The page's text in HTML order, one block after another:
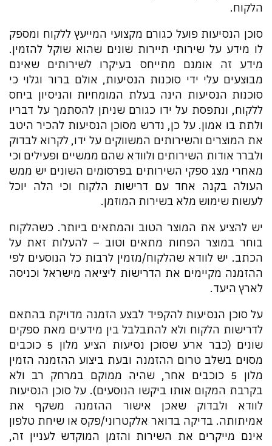
הלקוח.
סוכן הנסיעות פועל כגורם מקצועי המייעץ ללקוח ומספק
לו מידע על שירותי תיירות שונים שהוא שוקל להזמין.
מידע זה אומנם מתייחס בעיקרו לשירותים שאינם
מבוצעים עלי ידי סוכנות הנסיעות, אולם ברור וגלוי כי
סוכנות הנסיעות הינה בעלת המומחיות והניסיון ביחס
ללקוח, ונתפסת על ידו כגורם שניתן להסתמך על דבריו
ולתת בו אמון. על כן, נדרש מסוכן הנסיעות להכיר היטב
את המוצרים והשירותים המשווקים על ידו, לקרוא לבדוק
ולברר אודות השירותים ולוודא שהם ממשיים ופעילים וכי
מאחרי מצג ספקי השירותים בפרסומים השונים יש ממש
העולה בקנה אחד עם דרישות הלקוח וכי הלה יוכל
לעשות שימוש מלא בשירות המוזמן.
יש להציע את המוצר הטוב והמתאים ביותר. כשהלקוח
בוחר במוצר הפחות מתאים וטוב – להעלות זאת על
הכתב. יש לוודא שהלקוח/מזמין לרבות כל הנוסעים לפי
ההזמנה מקיימים את הדרישות ליציאה מישראל וכניסה
לארץ היעד.
על סוכן הנסיעות להקפיד לבצע הזמנה מדויקת בהתאם
לדרישות הלקוח ולא להתבלבל בין מידעים מאת ספקים
שונים (כבר ארע שסוכן נסיעות הציע מלון 5 כוכבים
מסוים בשלב טרום ההזמנה ובעת ביצוע ההזמנה הזמין
מלון 5 כוכבים אחר, שהיה ממוקם במרחק רב ולא
בקרבת המקום אותו ביקשו הנוסעים). על סוכן הנסיעות
לוודא ולבדוק שאכן אישור ההזמנה משקף את
אמיתותה. בדיקה בדואר אלקטרוני/פקס או שיחת טלפון
אינם מייקרים את השירות והזמן המוקדש לעניין זה,